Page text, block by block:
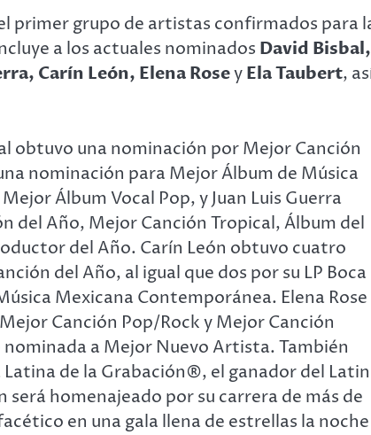
primer grupo de artistas confirmados para
a los actuales nominados David Bisbal,
Carín León, Elena RoseyEla Taubert,
obtuvo una nominación por Mejor Canción
nominación para Mejor Álbum de Música
Álbum Vocal Pop, y Juan Luis Guerra
del Año, Mejor Canción Tropical, Álbum del
del Año. Carín León obtuvo cuatro
del Año, al igual que dos por su LP Boca
Mexicana Contemporánea. Elena Rose
Canción Pop/Rock y Mejor Canción
a Mejor Nuevo Artista. También
de la Grabación®, el ganador del Latin
homenajeado por su carrera de más de
en una gala llena de estrellas la noche
Aymée Nuviola y Enrique
Heredia «Negri» reimaginan el
clásico «Enamorado de Ti»
Admin 25 de julio de 2026